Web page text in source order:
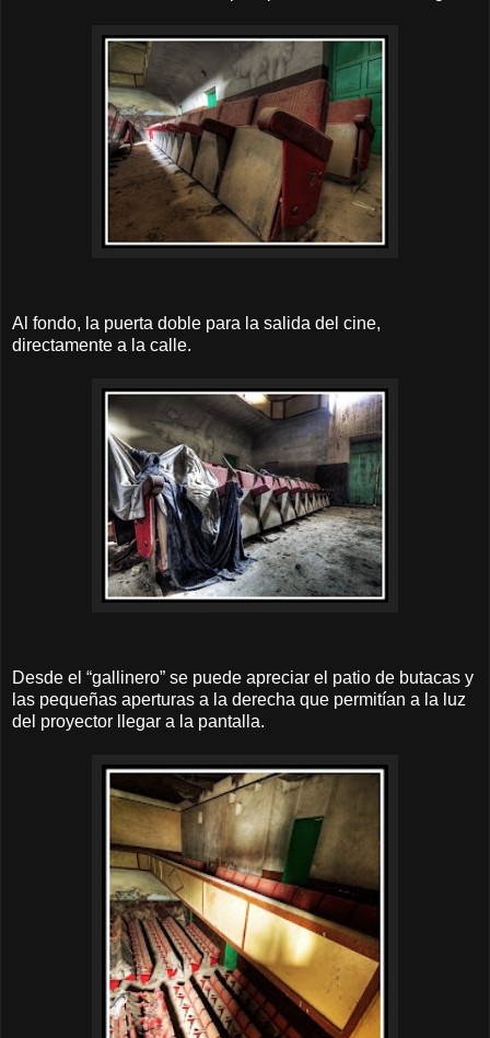
Al fondo, la puerta doble para la salida del cine,
directamente a la calle.
Desde el “gallinero” se puede apreciar el patio de butacas y
las pequeñas aperturas a la derecha que permitían a la luz
del proyector llegar a la pantalla.